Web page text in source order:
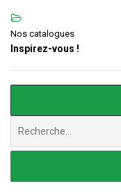
Nos catalogues
Inspirez-vous !